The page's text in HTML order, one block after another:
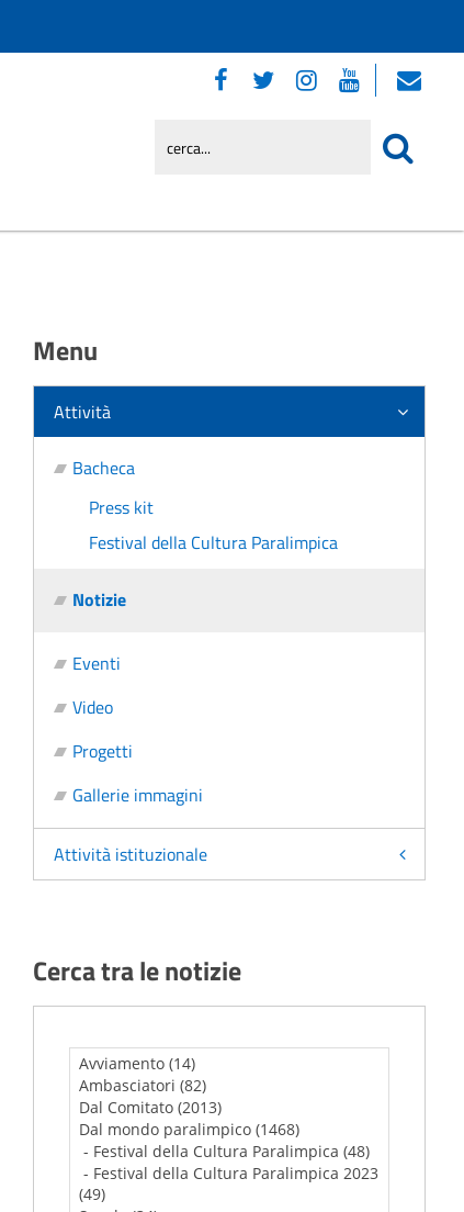
Menu
Attività
Bacheca
Press kit
Festival della Cultura Paralimpica
Notizie
Eventi
Video
Progetti
Gallerie immagini
Attività istituzionale
Cerca tra le notizie